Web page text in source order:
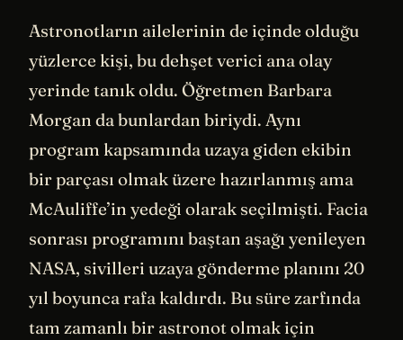
Astronotların ailelerinin de içinde olduğu
yüzlerce kişi, bu dehşet verici ana olay
yerinde tanık oldu. Öğretmen Barbara
Morgan da bunlardan biriydi. Aynı
program kapsamında uzaya giden ekibin
bir parçası olmak üzere hazırlanmış ama
McAuliffe’in yedeği olarak seçilmişti. Facia
sonrası programını baştan aşağı yenileyen
NASA, sivilleri uzaya gönderme planını 20
yıl boyunca rafa kaldırdı. Bu süre zarfında
tam zamanlı bir astronot olmak için